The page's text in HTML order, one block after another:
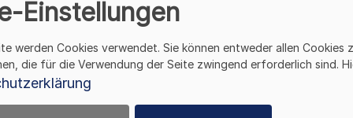
Buches Sozialgesetzbuch (SGB IV) hat die
Lippe am 30. Oktober 2001 folgende
des 12. Nachtrags zur Satzung vom 22. Oktober
Einstellungen
werden Cookies verwendet. Sie können entweder allen Cookies
die für die Verwendung der Seite zwingend erforderlich sind.